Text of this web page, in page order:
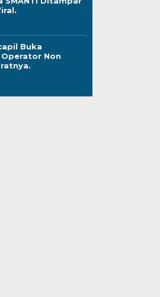
Buka
Non